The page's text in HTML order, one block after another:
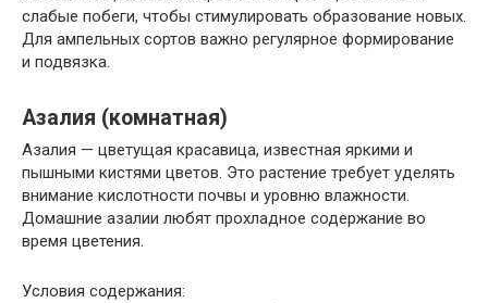
слабые побеги, чтобы стимулировать образование новых.
Для ампельных сортов важно регулярное формирование
и подвязка.
Азалия (комнатная)
Азалия — цветущая красавица, известная яркими и
пышными кистями цветов. Это растение требует уделять
внимание кислотности почвы и уровню влажности.
Домашние азалии любят прохладное содержание во
время цветения.
Условия содержания: